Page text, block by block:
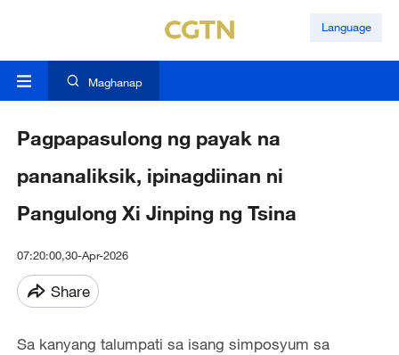
Language
Maghanap
Pagpapasulong ng payak na
pananaliksik, ipinagdiinan ni
Pangulong Xi Jinping ng Tsina
07:20:00,30-Apr-2026
Share
Sa kanyang talumpati sa isang simposyum sa